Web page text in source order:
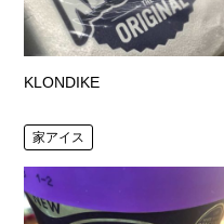
KLONDIKE
家アイス